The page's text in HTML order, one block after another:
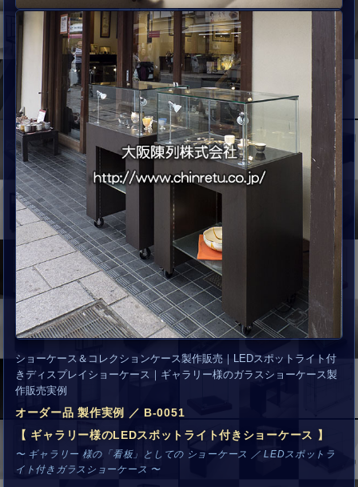
ショーケース＆コレクションケース製作販売｜LEDスポットライト付
きディスプレイショーケース｜ギャラリー様のガラスショーケース製
作販売実例
オーダー品 製作実例 ／ B-0051
【 ギャラリー様のLEDスポットライト付きショーケース 】
〜 ギャラリー 様の「看板」としての ショーケース ／ LEDスポットラ
イト付きガラスショーケース 〜